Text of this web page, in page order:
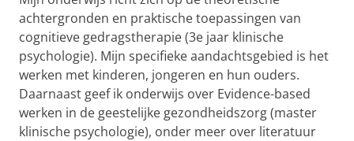
I
n
c
h
P
o
r
t
a
l
achtergronden en praktische toepassingen van
cognitieve gedragstherapie (3e jaar klinische
psychologie). Mijn specifieke aandachtsgebied is het
werken met kinderen, jongeren en hun ouders.
Daarnaast geef ik onderwijs over Evidence-based
werken in de geestelijke gezondheidszorg (master
klinische psychologie), onder meer over literatuur